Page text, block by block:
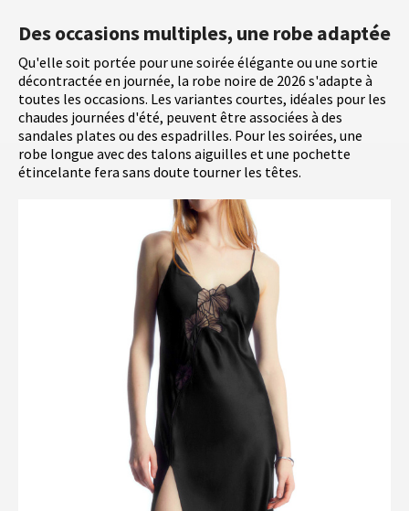
Des occasions multiples, une robe adaptée
Qu'elle soit portée pour une soirée élégante ou une sortie
décontractée en journée, la robe noire de 2026 s'adapte à
toutes les occasions. Les variantes courtes, idéales pour les
chaudes journées d'été, peuvent être associées à des
sandales plates ou des espadrilles. Pour les soirées, une
robe longue avec des talons aiguilles et une pochette
étincelante fera sans doute tourner les têtes.